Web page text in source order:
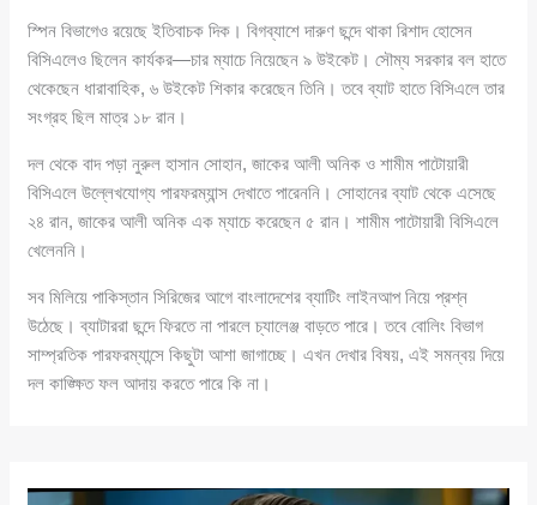
স্পিন বিভাগেও রয়েছে ইতিবাচক দিক। বিগব্যাশে দারুণ ছন্দে থাকা রিশাদ হোসেন
বিসিএলেও ছিলেন কার্যকর—চার ম্যাচে নিয়েছেন ৯ উইকেট। সৌম্য সরকার বল হাতে
থেকেছেন ধারাবাহিক, ৬ উইকেট শিকার করেছেন তিনি। তবে ব্যাট হাতে বিসিএলে তার
সংগ্রহ ছিল মাত্র ১৮ রান।
দল থেকে বাদ পড়া নুরুল হাসান সোহান, জাকের আলী অনিক ও শামীম পাটোয়ারী
বিসিএলে উল্লেখযোগ্য পারফরম্যান্স দেখাতে পারেননি। সোহানের ব্যাট থেকে এসেছে
২৪ রান, জাকের আলী অনিক এক ম্যাচে করেছেন ৫ রান। শামীম পাটোয়ারী বিসিএলে
খেলেননি।
সব মিলিয়ে পাকিস্তান সিরিজের আগে বাংলাদেশের ব্যাটিং লাইনআপ নিয়ে প্রশ্ন
উঠেছে। ব্যাটাররা ছন্দে ফিরতে না পারলে চ্যালেঞ্জ বাড়তে পারে। তবে বোলিং বিভাগ
সাম্প্রতিক পারফরম্যান্সে কিছুটা আশা জাগাচ্ছে। এখন দেখার বিষয়, এই সমন্বয় দিয়ে
দল কাঙ্ক্ষিত ফল আদায় করতে পারে কি না।